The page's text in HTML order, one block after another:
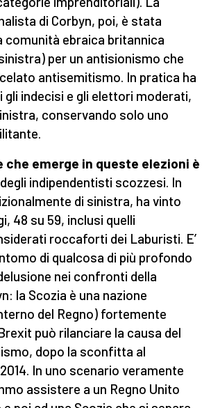
di Corbyn, poi, è stata
comunità ebraica britannica
per un antisionismo che
antisemitismo. In pratica ha
indecisi e gli elettori moderati,
conservando solo uno
che emerge in queste elezioni è
indipendentisti scozzesi. In
di sinistra, ha vinto
48 su 59, inclusi quelli
roccaforti dei Laburisti. E’
di qualcosa di più profondo
nei confronti della
la Scozia è una nazione
del Regno) fortemente
può rilanciare la causa del
dopo la sconfitta al
In uno scenario veramente
assistere a un Regno Unito